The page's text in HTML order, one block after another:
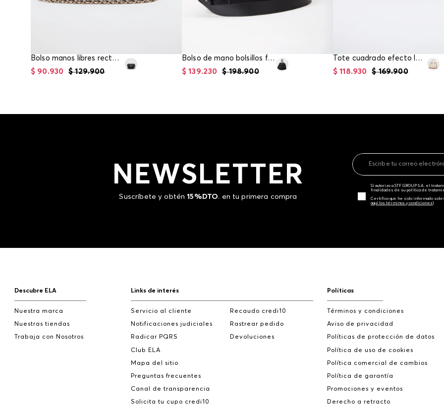
Bolso manos libres rectangular
$ 129.900
$ 90.930
Bolso de mano bolsillos frontales
$ 198.900
$ 139.230
Tote cuadrado efecto lona
$ 169.900
$ 118.930
NEWSLETTER
Suscríbete y obtén15%DTO. en tu primera compra
Sí autorizo a STF GROUP S.A. el
finalidades de su política de
Certifico que he sido informado
aquí los términos y condiciones)
Descubre ELA
Nuestra marca
Nuestras tiendas
Trabaja con Nosotros
Links de interés
Servicio al cliente
Notificaciones judiciales
Radicar PQRS
Club ELA
Mapa del sitio
Preguntas frecuentes
Canal de transparencia
Solicita tu cupo credi10
Recaudo credi10
Rastrear pedido
Devoluciones
Políticas
Términos y condiciones
Aviso de privacidad
Políticas de protección de datos
Política de uso de cookies
Política comercial de cambios
Política de garantía
Promociones y eventos
Derecho a retracto